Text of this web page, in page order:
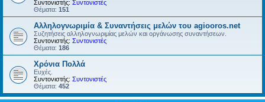
Συντονιστής: Συντονιστές
Θέματα: 151
Αλληλογνωριμία & Συναντήσεις μελών του agiooros.net
Συζητήσεις αλληλογνωριμίας μελών και οργάνωσης συναντήσεων.
Συντονιστής: Συντονιστές
Θέματα: 186
Χρόνια Πολλά
Ευχές.
Συντονιστής: Συντονιστές
Θέματα: 452